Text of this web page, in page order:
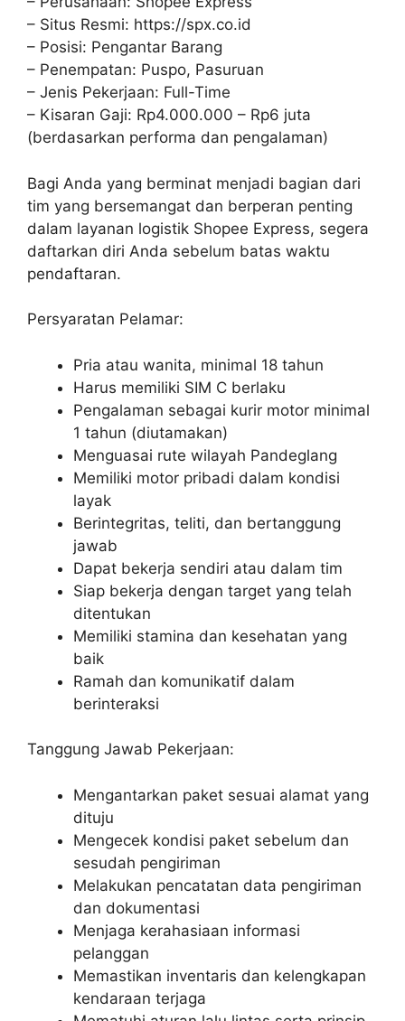
– Situs Resmi: https://spx.co.id
– Posisi: Pengantar Barang
– Penempatan: Puspo, Pasuruan
– Jenis Pekerjaan: Full-Time
– Kisaran Gaji: Rp4.000.000 – Rp6 juta
(berdasarkan performa dan pengalaman)
Bagi Anda yang berminat menjadi bagian dari
tim yang bersemangat dan berperan penting
dalam layanan logistik Shopee Express, segera
daftarkan diri Anda sebelum batas waktu
pendaftaran.
Persyaratan Pelamar:
Pria atau wanita, minimal 18 tahun
Harus memiliki SIM C berlaku
Pengalaman sebagai kurir motor minimal
1 tahun (diutamakan)
Menguasai rute wilayah Pandeglang
Memiliki motor pribadi dalam kondisi
layak
Berintegritas, teliti, dan bertanggung
jawab
Dapat bekerja sendiri atau dalam tim
Siap bekerja dengan target yang telah
ditentukan
Memiliki stamina dan kesehatan yang
baik
Ramah dan komunikatif dalam
berinteraksi
Tanggung Jawab Pekerjaan:
Mengantarkan paket sesuai alamat yang
dituju
Mengecek kondisi paket sebelum dan
sesudah pengiriman
Melakukan pencatatan data pengiriman
dan dokumentasi
Menjaga kerahasiaan informasi
pelanggan
Memastikan inventaris dan kelengkapan
kendaraan terjaga